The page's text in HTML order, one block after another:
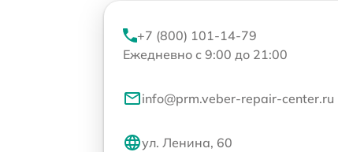
+7 (800) 101-14-79
Ежедневно с 9:00 до 21:00
info@prm.veber-repair-center.ru
ул. Ленина, 60